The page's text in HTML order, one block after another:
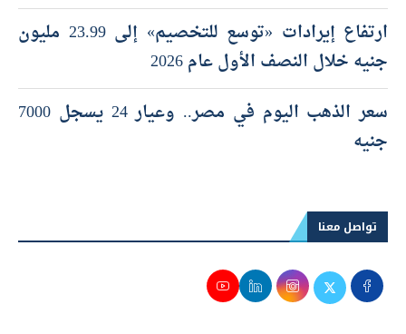
ارتفاع إيرادات «توسع للتخصيم» إلى 23.99 مليون
جنيه خلال النصف الأول عام 2026
سعر الذهب اليوم في مصر.. وعيار 24 يسجل 7000
جنيه
تواصل معنا